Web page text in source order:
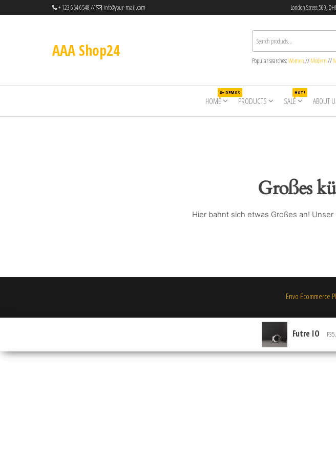
+ 123 654 6548 // info@your-mail.com London Street 569,
AAA Shop24
Popular searches:Women//Modern//
HOME
8+ DEMOS
PRODUCTS SALE
HOT!
ABOUT
Großes
Hier bahnt sich etwas Großes an!
Envo Ecommerce
Futre IO P